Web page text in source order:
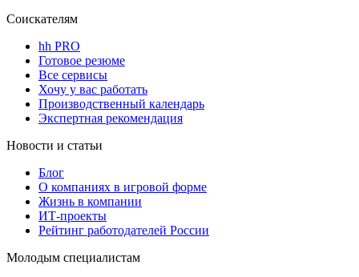
Соискателям
hh PRO
Готовое резюме
Все сервисы
Хочу у вас работать
Производственный календарь
Экспертная рекомендация
Новости и статьи
Блог
О компаниях в игровой форме
Жизнь в компании
ИТ-проекты
Рейтинг работодателей России
Молодым специалистам